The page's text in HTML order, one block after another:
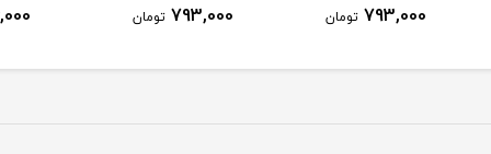
793,000
616,000